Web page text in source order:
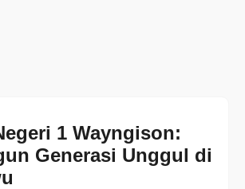
1 Wayngison:
Generasi Unggul di